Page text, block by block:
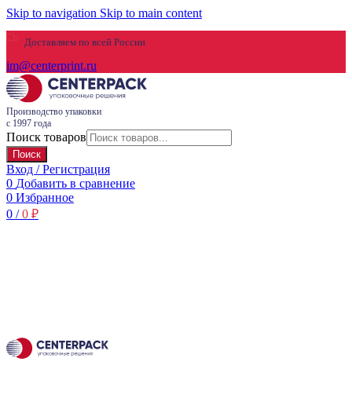
Skip to navigation Skip to main content
Доставляем по всей России
im@centerprint.ru
Производство упаковки
с 1997 года
Поиск товаров
Поиск
Вход / Регистрация
0 Добавить в сравнение
0 Избранное
0 / 0 ₽